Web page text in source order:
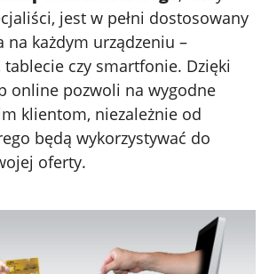
jest w pełni dostosowany
na każdym urządzeniu –
tablecie czy smartfonie. Dzięki
online pozwoli na wygodne
klientom, niezależnie od
będą wykorzystywać do
oferty.